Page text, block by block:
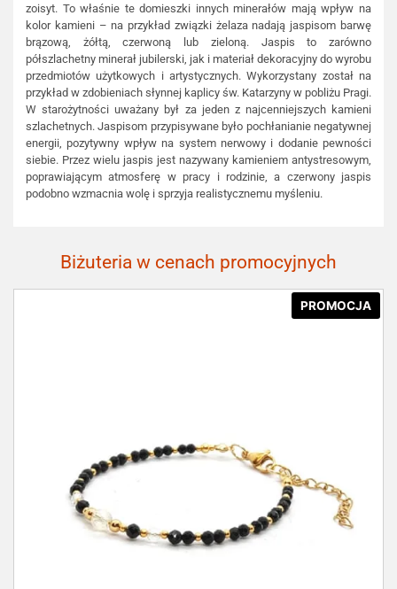
zoisyt. To właśnie te domieszki innych minerałów mają wpływ na
kolor kamieni – na przykład związki żelaza nadają jaspisom barwę
brązową, żółtą, czerwoną lub zieloną. Jaspis to zarówno
półszlachetny minerał jubilerski, jak i materiał dekoracyjny do wyrobu
przedmiotów użytkowych i artystycznych. Wykorzystany został na
przykład w zdobieniach słynnej kaplicy św. Katarzyny w pobliżu Pragi.
W starożytności uważany był za jeden z najcenniejszych kamieni
szlachetnych. Jaspisom przypisywane było pochłanianie negatywnej
energii, pozytywny wpływ na system nerwowy i dodanie pewności
siebie. Przez wielu jaspis jest nazywany kamieniem antystresowym,
poprawiającym atmosferę w pracy i rodzinie, a czerwony jaspis
podobno wzmacnia wolę i sprzyja realistycznemu myśleniu.
Biżuteria w cenach promocyjnych
PROMOCJA